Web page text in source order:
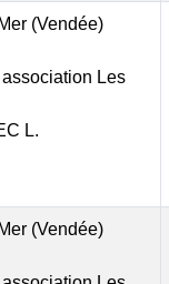
(Vendée)
Les
L.
(Vendée)